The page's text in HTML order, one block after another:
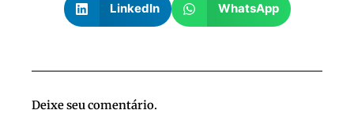
LinkedIn WhatsApp
Deixe seu comentário.